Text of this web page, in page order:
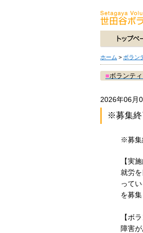
ホーム > ボラン
■ボランテ
2026年06月
※募集終
※募集
【実
就労
って
を募
【ボ
障害